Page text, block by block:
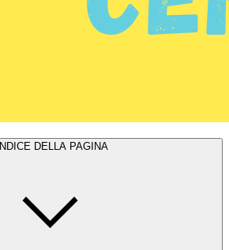
INDICE DELLA PAGINA